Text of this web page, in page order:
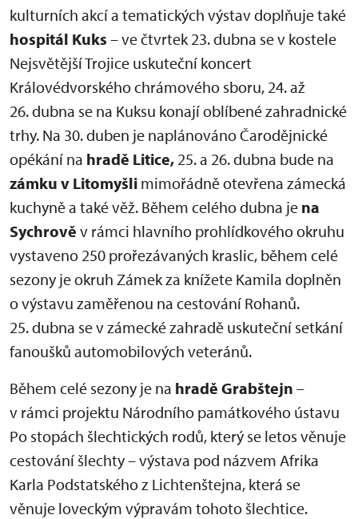
kulturních akcí a tematických výstav doplňuje také
hospitál Kuks – ve čtvrtek 23. dubna se v kostele
Nejsvětější Trojice uskuteční koncert
Královédvorského chrámového sboru, 24. až
26. dubna se na Kuksu konají oblíbené zahradnické
trhy. Na 30. duben je naplánováno Čarodějnické
opékání na hradě Litice, 25. a 26. dubna bude na
zámku v Litomyšli mimořádně otevřena zámecká
kuchyně a také věž. Během celého dubna je na
Sychrově v rámci hlavního prohlídkového okruhu
vystaveno 250 prořezávaných kraslic, během celé
sezony je okruh Zámek za knížete Kamila doplněn
o výstavu zaměřenou na cestování Rohanů.
25. dubna se v zámecké zahradě uskuteční setkání
fanoušků automobilových veteránů.
Během celé sezony je na hradě Grabštejn –
v rámci projektu Národního památkového ústavu
Po stopách šlechtických rodů, který se letos věnuje
cestování šlechty – výstava pod názvem Afrika
Karla Podstatského z Lichtenštejna, která se
věnuje loveckým výpravám tohoto šlechtice.